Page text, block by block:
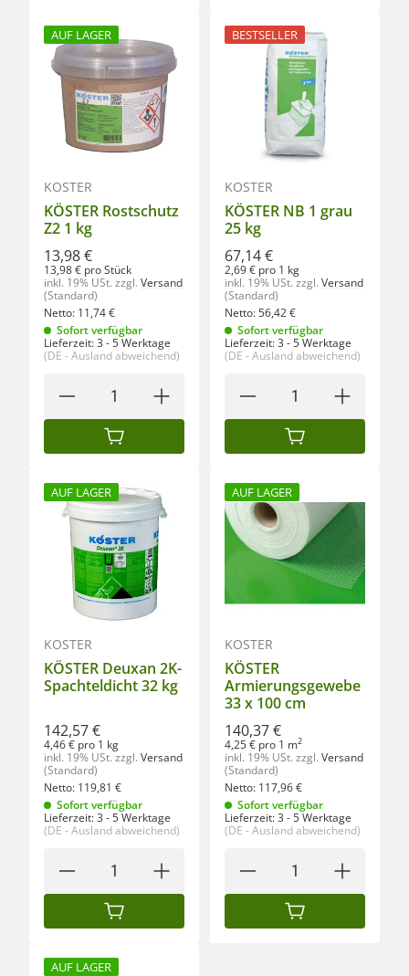
AUF LAGER
KÖSTER
KÖSTER Rostschutz
Z2 1 kg
13,98 €
13,98 € pro Stück
inkl. 19% USt. zzgl. Versand
(Standard)
Netto: 11,74€
Sofort verfügbar
Lieferzeit:3 - 5 Werktage
(DE - Ausland abweichend)
IN DEN WARENKORB
BESTSELLER
KÖSTER
KÖSTER NB 1 grau
25 kg
67,14 €
2,69 € pro 1 kg
inkl. 19% USt. zzgl. Versand
(Standard)
Netto:56,42€
Sofort verfügbar
Lieferzeit:3 - 5 Werktage
(DE - Ausland abweichend)
IN DEN WARENKORB
AUF LAGER
KÖSTER
KÖSTER Deuxan 2K-
Spachteldicht 32 kg
142,57 €
4,46 € pro 1 kg
inkl. 19% USt. zzgl. Versand
(Standard)
Netto: 119,81 €
Sofort verfügbar
Lieferzeit:3 - 5 Werktage
(DE - Ausland abweichend)
IN DEN WARENKORB
AUF LAGER
KÖSTER
KÖSTER
Armierungsgewebe
33 x 100 cm
140,37 €
4,25 € pro 1 m2
inkl. 19% USt. zzgl. Versand
(Standard)
Netto: 117,96€
Sofort verfügbar
Lieferzeit:3 - 5 Werktage
(DE - Ausland abweichend)
IN DEN WARENKORB
AUF LAGER